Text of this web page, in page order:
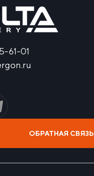
61-01
ОБРАТНАЯ СВЯЗЬ